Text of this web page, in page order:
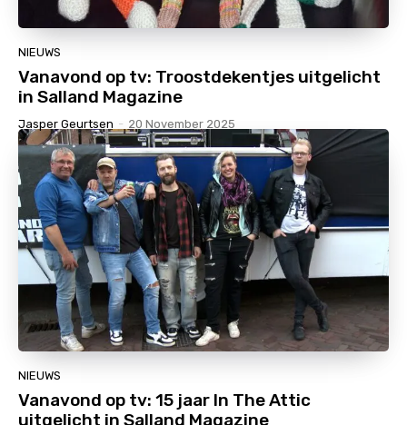
NIEUWS
Vanavond op tv: Troostdekentjes uitgelicht
in Salland Magazine
Jasper Geurtsen - 20 November 2025
NIEUWS
Vanavond op tv: 15 jaar In The Attic
uitgelicht in Salland Magazine